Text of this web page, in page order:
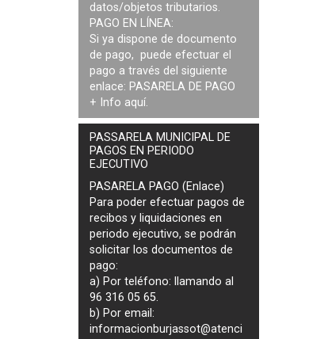
datos/objetos tributarios.
PAGO EN LÍNEA:
Si ya dispone de documento
de pago, puede efectuar el
pago a través del siguiente
enlace: PASARELA DE PAGO
+ Info aquí.
PASSARELA MUNICIPAL DE
PAGOS EN PERIODO
EJECUTIVO
PASARELA PAGO (Enlace)
Para poder efectuar pagos de
recibos y liquidaciones en
periodo ejecutivo, se podrán
solicitar los documentos de
pago:
a) Por teléfono: llamando al
96 316 05 65.
b) Por email:
informacionburjassot@atenci